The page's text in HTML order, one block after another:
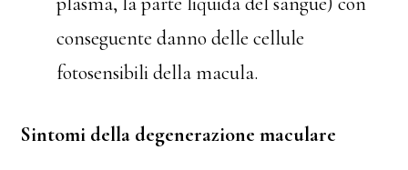
conseguente danno delle cellule
fotosensibili della macula.
Sintomi della degenerazione maculare